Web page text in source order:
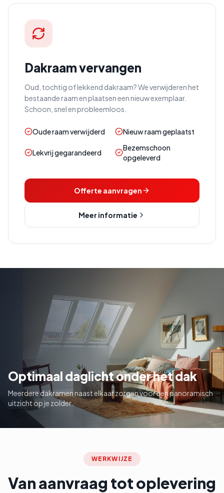
Dakraam vervangen
Oud, tochtig of lekkend dakraam? We verwijderen het
bestaande raam en plaatsen een nieuw exemplaar.
Schoon, snel en probleemloos.
Oude raam verwijderd Nieuw raam geplaatst
Lekvrij gegarandeerd
Bezemschoon
opgeleverd
Offerte aanvragen
Meer informatie
Optimaal daglicht onder het dak
Meerdere dakramen naast elkaar zorgen voor een panoramisch
uitzicht op je zolder.
WERKWIJZE
Van aanvraag tot oplevering